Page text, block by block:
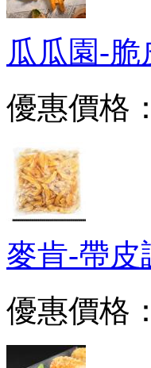
瓜瓜園-脆
優惠價格：
麥肯-帶皮
優惠價格：